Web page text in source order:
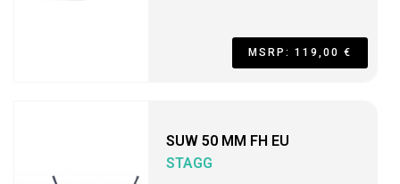
MSRP: 119,00 €
SUW 50 MM FH EU
STAGG